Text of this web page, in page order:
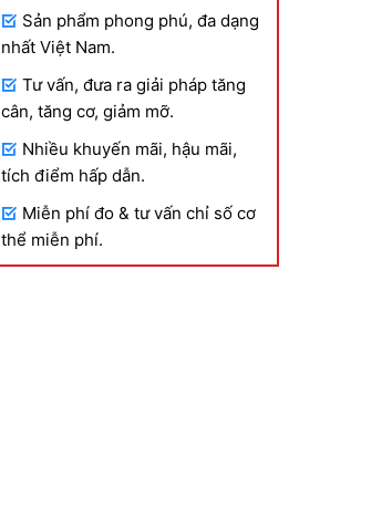
Sản phẩm phong phú, đa dạng
nhất Việt Nam.
Tư vấn, đưa ra giải pháp tăng
cân, tăng cơ, giảm mỡ.
Nhiều khuyến mãi, hậu mãi,
tích điểm hấp dẫn.
Miễn phí đo & tư vấn chỉ số cơ
thể miễn phí.